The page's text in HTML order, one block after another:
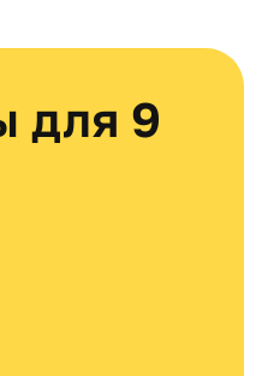
для 9